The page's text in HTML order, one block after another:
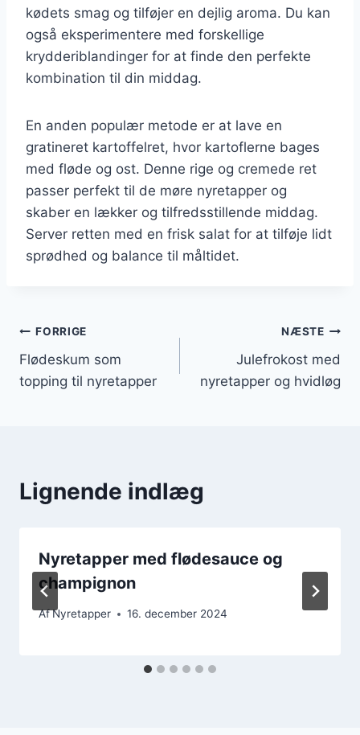
kødets smag og tilføjer en dejlig aroma. Du kan
også eksperimentere med forskellige
krydderiblandinger for at finde den perfekte
kombination til din middag.
En anden populær metode er at lave en
gratineret kartoffelret, hvor kartoflerne bages
med fløde og ost. Denne rige og cremede ret
passer perfekt til de møre nyretapper og
skaber en lækker og tilfredsstillende middag.
Server retten med en frisk salat for at tilføje lidt
sprødhed og balance til måltidet.
Indlægsnavigation
FORRIGE
Flødeskum som
topping til nyretapper
NÆSTE
Julefrokost med
nyretapper og hvidløg
Lignende indlæg
Nyretapper med flødesauce og
champignon
AfNyretapper 16. december 2024